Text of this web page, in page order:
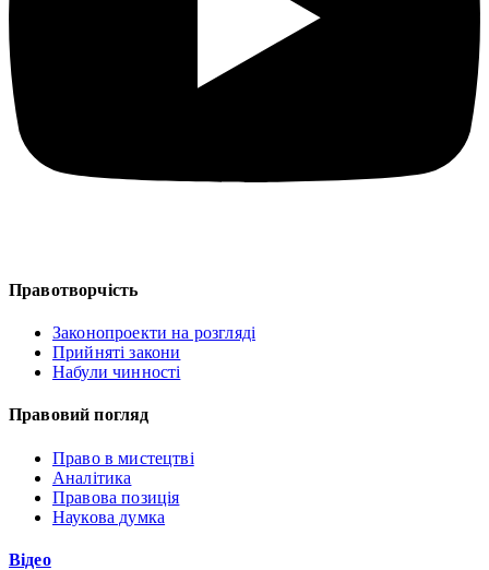
Правотворчість
Законопроекти на розгляді
Прийняті закони
Набули чинності
Правовий погляд
Право в мистецтві
Аналітика
Правова позиція
Наукова думка
Відео